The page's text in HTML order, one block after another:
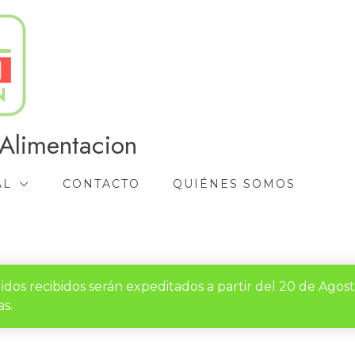
CONTACTO QUIÉNES SOMOS
recibidos serán expeditados a partir del 20 de